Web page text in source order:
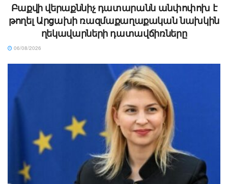
Բաքվի վերաքննիչ դատարանն անփոփոխ է
թողել Արցախի ռազմաքաղաքական նախկին
ղեկավարների դատավճիռները
06/08/2026